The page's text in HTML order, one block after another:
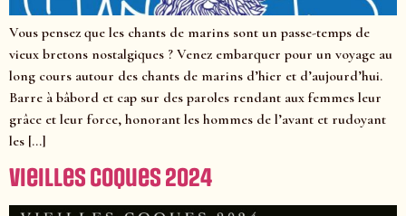
Vous pensez que les chants de marins sont un passe-temps de
vieux bretons nostalgiques ? Venez embarquer pour un voyage au
long cours autour des chants de marins d’hier et d’aujourd’hui.
Barre à bâbord et cap sur des paroles rendant aux femmes leur
grâce et leur force, honorant les hommes de l’avant et rudoyant
les […]
Vieilles Coques 2024